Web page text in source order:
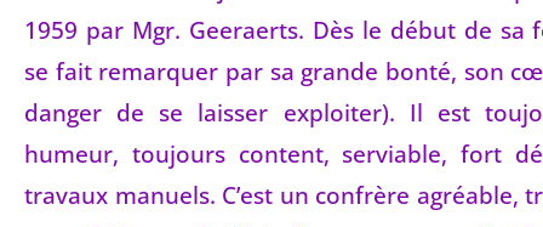
1959 par Mgr. Geeraerts. Dès le début de sa
se fait remarquer par sa grande bonté, son
danger de se laisser exploiter). Il est
humeur, toujours content, serviable, fort
travaux manuels. C’est un confrère agréable,